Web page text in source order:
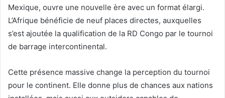
Mexique, ouvre une nouvelle ère avec un format élargi.
L’Afrique bénéficie de neuf places directes, auxquelles
s’est ajoutée la qualification de la RD Congo par le tournoi
de barrage intercontinental.
Cette présence massive change la perception du tournoi
pour le continent. Elle donne plus de chances aux nations